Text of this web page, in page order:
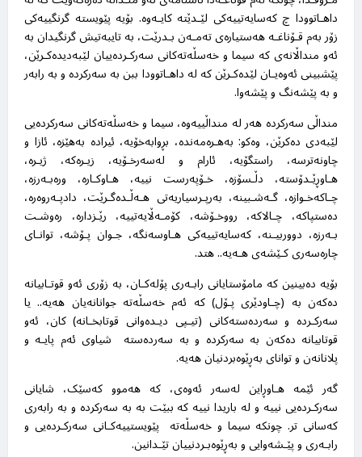
داهـاتوودا چ کەسایەتییەکی لێـدێتە کایـەوە. بۆیە پێویستە گرنگییەکی
زۆر بەم قـۆناغـە هەستیارەی تەمـەن بـدرێت، بە تایبەتیش گرنگیدان بە
ئەو منداڵانەی کە سیما و خەسڵەتەکانی سەرکـردەییان لێبەدیدەکـرێن،
پێشبینی ئەوەیـان لێدەکـرێن کە لە داهـاتوودا ببن بە سەرکردە و بە رابەر
و بە پێشەنگ و پێشەوا.
منداڵی سەرکردە هەر لە منداڵییەوە، سیما و خەسڵەتەکانی سەرکردەیی
لێبەدی دەکرێن، وەکو: بەهـرەمەندە، بڕوابەخۆیە، ئیرادە بەهێزە، ئازا و
چاونەترسە، راستگۆیە، ئارام و لەسەرخـۆیە، زیـرەکە، ژیـرە،
هـاوڕێـدۆستە، دڵـسۆزە، خـۆپەرست نییە، هـاوکـارە، ورەبـەرزە،
چـاکەخـوازە، گـەشـبینە، بەرپـرسیاریەتی هـەڵـدەگـرێت، دادپـەروەرە،
دەستپاکە، چـالاکە، رووخـۆشە، کۆمـەڵایەتییە، رێـزدارە، رەوشـت
بـەرزە، دووربیـنە، کەسایەتییەکی هـاوسەنگە، جـوان پـۆشە، توانـای
چارەسەری کـێشەی هـەیە.. هتد.
بۆیە دەبینین کە مامۆستایانی رابـەری پۆلەکـان، بە زۆری ئەو قوتـابیانە
دەکەن بە (چـاودێری پـۆل) کە ئەم خەسڵەتە جوانانەیان هەیە.. یا
سەرکـردە و سەردەستەکانی (تیـپی دیـدەوانی قوتابخـانە) کان، ئەو
قوتابیانە دەکەن بە سەرکردە و بە سەردەستە شیاوی ئەم پایـە و
پلانانەن و توانای بەڕێوەبردنیان هەیە.
گەر ئێمە هـاوڕاین لەسەر ئەوەی، کە هەموو کەسێک، شایانی
سەرکـردەیی نییە و لە باریدا نییە کە ببێت بە بە سەرکردە و بە رابەری
کەسانی تر. چونکە سیما و خەسڵەتە پێویستییەکـانی سەرکـردەیی و
رابـەری و پێـشەوایی و بەڕێوەبـردنییان تێـدانین.